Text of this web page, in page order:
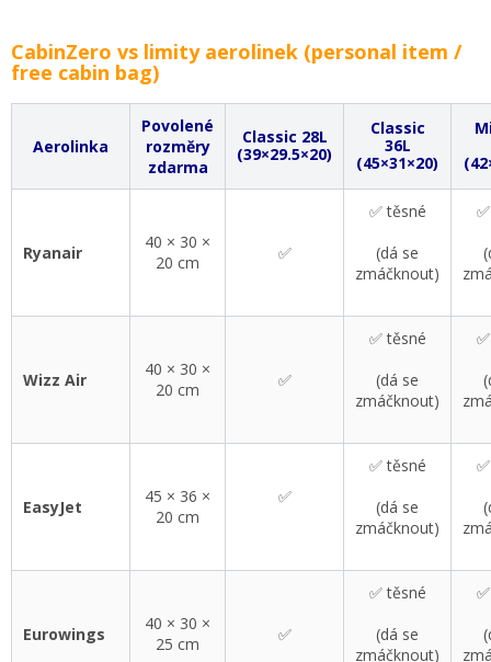
CabinZero vs limity aerolinek (personal item /
free cabin bag)
Aerolinka
Povolené
rozměry
zdarma
Classic 28L
(39×29.5×20)
Classic
36L
(45×31×20)
Ryanair
40 × 30 ×
20 cm
✅
✅ těsné
(dá se
zmáčknout)
Wizz Air
40 × 30 ×
20 cm
✅
✅ těsné
(dá se
zmáčknout)
EasyJet
45 × 36 ×
20 cm
✅
✅ těsné
(dá se
zmáčknout)
Eurowings
40 × 30 ×
25 cm
✅
✅ těsné
(dá se
zmáčknout)